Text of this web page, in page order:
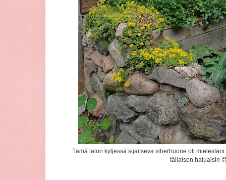
Tämä talon kyljessä sijaitseva viherhuone oli
tällaisen haluaisin